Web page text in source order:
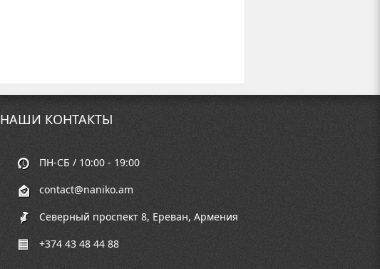
НАШИ КОНТАКТЫ
ПН-СБ / 10:00 - 19:00
contact@naniko.am
Северный проспект 8, Ереван, Армения
+374 43 48 44 88